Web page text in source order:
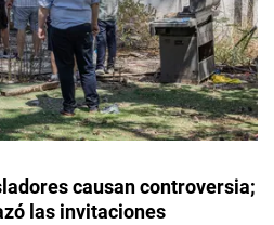
causan controversia;
las invitaciones